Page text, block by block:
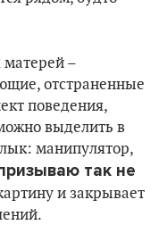
матерей –
отстраненные
поведения,
выделить в
манипулятор,
так не
и закрывает